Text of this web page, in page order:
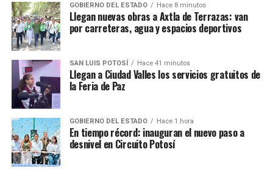
GOBIERNO DEL ESTADO Hace 8 minutos
Llegan nuevas obras a Axtla de Terrazas: van
por carreteras, agua y espacios deportivos
SAN LUIS POTOSÍ Hace 41 minutos
Llegan a Ciudad Valles los servicios gratuitos de
la Feria de Paz
GOBIERNO DEL ESTADO Hace 1 hora
En tiempo récord: inauguran el nuevo paso a
desnivel en Circuito Potosí